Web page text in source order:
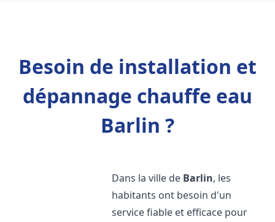
Besoin de installation et
dépannage chauffe eau
Barlin ?
Dans la ville de Barlin, les
habitants ont besoin d'un
service fiable et efficace pour